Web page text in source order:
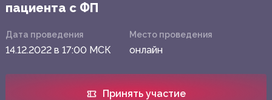
пациента с ФП
Дата проведения
14.12.2022 в 17:00 МСК
Место проведения
онлайн
Принять участие